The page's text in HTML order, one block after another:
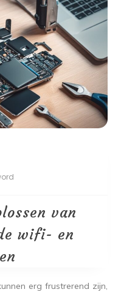
van
wifi- en
erg frustrerend zijn,